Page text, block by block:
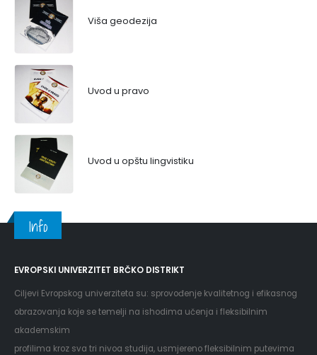
Viša geodezija
Uvod u pravo
Uvod u opštu lingvistiku
Info
EVROPSKI UNIVERZITET BRČKO DISTRIKT
Ciljevi Evropskog univerziteta su: sprovođenje kvalitetnog i efikasnog
obrazovanja koje se temelji na ishodima učenja i fleksibilnim
akademskim
profilima kroz sva tri nivoa studija, usmjereno fleksibilnim putevima